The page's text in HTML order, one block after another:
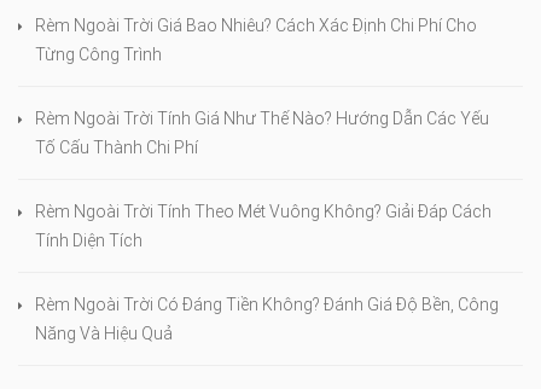
Rèm Ngoài Trời Giá Bao Nhiêu? Cách Xác Định Chi Phí Cho
Từng Công Trình
Rèm Ngoài Trời Tính Giá Như Thế Nào? Hướng Dẫn Các Yếu
Tố Cấu Thành Chi Phí
Rèm Ngoài Trời Tính Theo Mét Vuông Không? Giải Đáp Cách
Tính Diện Tích
Rèm Ngoài Trời Có Đáng Tiền Không? Đánh Giá Độ Bền, Công
Năng Và Hiệu Quả